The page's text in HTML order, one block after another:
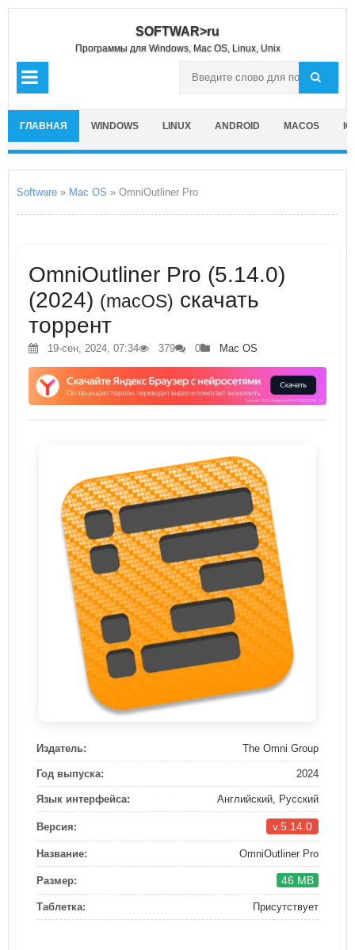
SOFTWAR>ru
Программы для Windows, Mac OS, Linux, Unix
ГЛАВНАЯ WINDOWS LINUX ANDROID MACOS
Software » Mac OS » OmniOutliner Pro
OmniOutliner Pro (5.14.0)
(2024) (macOS) скачать
торрент
19-сен, 2024, 07:34 379 0 Mac OS
Издатель: The Omni Group
Год выпуска: 2024
Язык интерфейса: Английский, Русский
Версия: v.5.14.0
Название: OmniOutliner Pro
Размер: 46 MB
Таблетка: Присутствует